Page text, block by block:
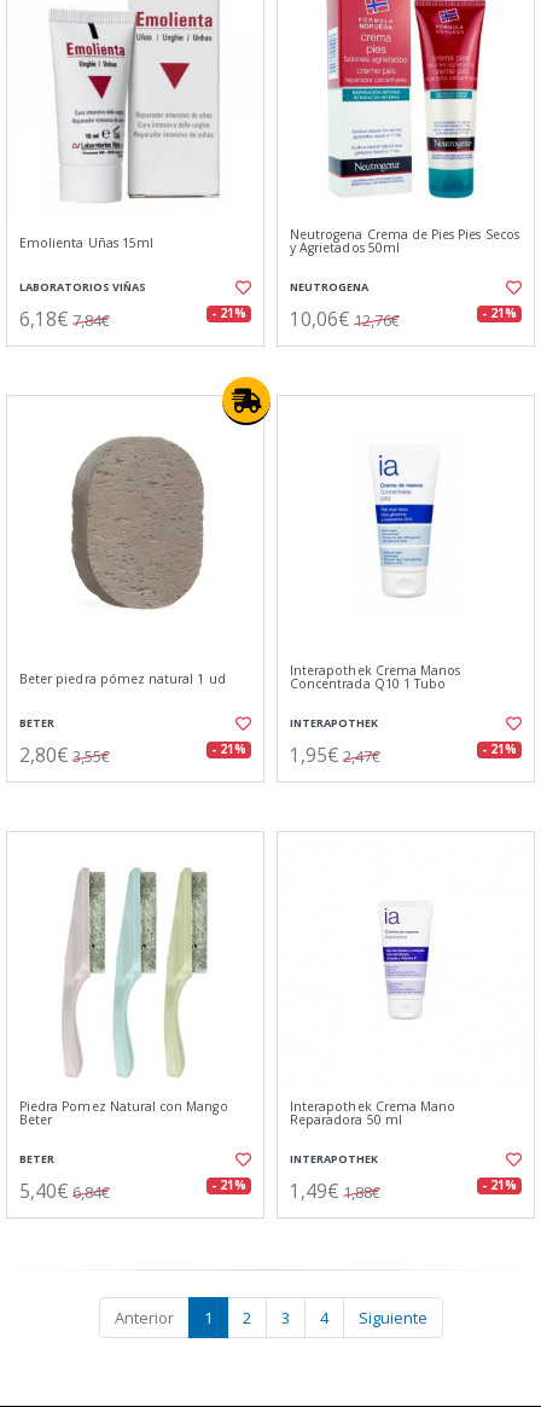
Emolienta Uñas 15ml
LABORATORIOS VIÑAS
6,18€ 7,84€ - 21%
Neutrogena Crema de Pies Pies Secos
y Agrietados 50ml
NEUTROGENA
10,06€ 12,76€ - 21%
Beter piedra pómez natural 1 ud
BETER
2,80€ 3,55€ - 21%
Interapothek Crema Manos
Concentrada Q10 1 Tubo
INTERAPOTHEK
1,95€ 2,47€ - 21%
Piedra Pomez Natural con Mango
Beter
BETER
5,40€ 6,84€ - 21%
Interapothek Crema Mano
Reparadora 50 ml
INTERAPOTHEK
1,49€ 1,88€ - 21%
Anterior 1 2 3 4 Siguiente